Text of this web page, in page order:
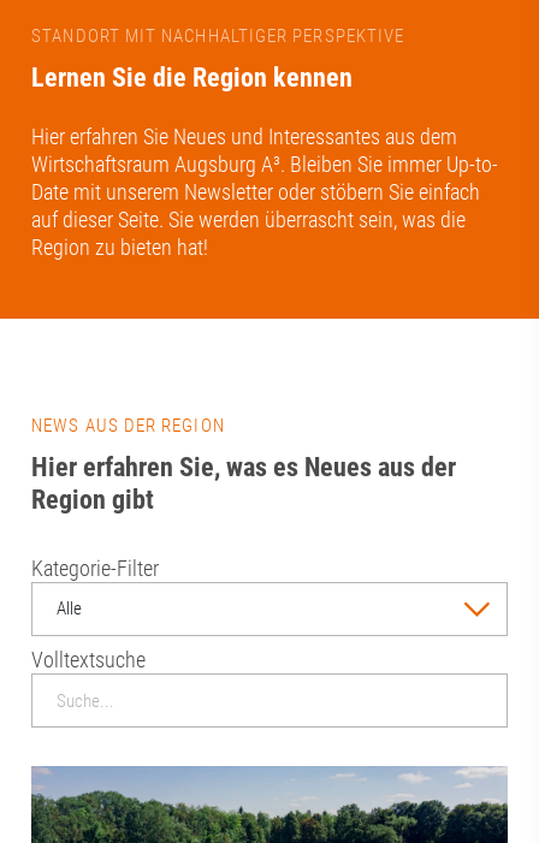
STANDORT MIT NACHHALTIGER PERSPEKTIVE
Lernen Sie die Region kennen
Hier erfahren Sie Neues und Interessantes aus dem
Wirtschaftsraum Augsburg A³. Bleiben Sie immer Up-to-
Date mit unserem Newsletter oder stöbern Sie einfach
auf dieser Seite. Sie werden überrascht sein, was die
Region zu bieten hat!
NEWS AUS DER REGION
Hier erfahren Sie, was es Neues aus der
Region gibt
Kategorie-Filter
Alle
Volltextsuche